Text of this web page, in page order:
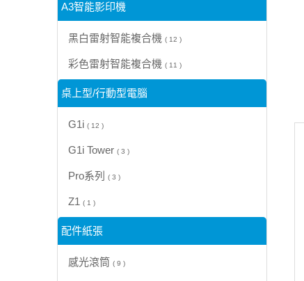
A3智能影印機
黑白雷射智能複合機 ( 12 )
彩色雷射智能複合機 ( 11 )
桌上型/行動型電腦
G1i ( 12 )
G1i Tower ( 3 )
Pro系列 ( 3 )
Z1 ( 1 )
配件紙張
感光滾筒 ( 9 )